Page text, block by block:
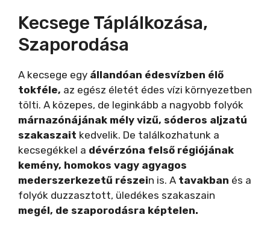
Kecsege Táplálkozása,
Szaporodása
A kecsege egy állandóan édesvízben élő
tokféle, az egész életét édes vízi környezetben
tölti. A közepes, de leginkább a nagyobb folyók
márnazónájának mély vizű, sóderos aljzatú
szakaszait kedvelik. De találkozhatunk a
kecsegékkel a dévérzóna felső régiójának
kemény, homokos vagy agyagos
mederszerkezetű részein is. A tavakban és a
folyók duzzasztott, üledékes szakaszain
megél, de szaporodásra képtelen.